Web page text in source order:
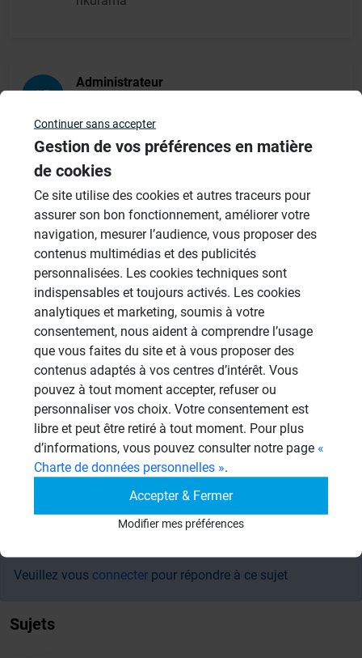
AD
Administrateur
Bonjour,
Vous pouvez utiliser des platines en
aggloméré bois/résine qui sont parfaitement
étanches. cet aggloméré se trouve assez
facilement chez les négociants en bois ou
en GSB. une épaisseur de 10 à 15 mm suffit
amplement. Le collage se fait avec un
mastic polymere,une colle époxy ou un
mastic PU sans solvant.
Cordialement,
Francis Dumas wedi France
Résultats - page 1 (3 résultats au total)
Veuillez vous connecter pour répondre à ce sujet
Sujets
Continuer sans accepter
Gestion de vos préférences en matière
de cookies
Ce site utilise des cookies et autres traceurs pour
assurer son bon fonctionnement, améliorer votre
navigation, mesurer l’audience, vous proposer des
contenus multimédias et des publicités
personnalisées. Les cookies techniques sont
indispensables et toujours activés. Les cookies
analytiques et marketing, soumis à votre
consentement, nous aident à comprendre l’usage
que vous faites du site et à vous proposer des
contenus adaptés à vos centres d’intérêt. Vous
pouvez à tout moment accepter, refuser ou
personnaliser vos choix. Votre consentement est
libre et peut être retiré à tout moment. Pour plus
d’informations, vous pouvez consulter notre page «
Charte de données personnelles ».
Accepter & Fermer
Modifier mes préférences